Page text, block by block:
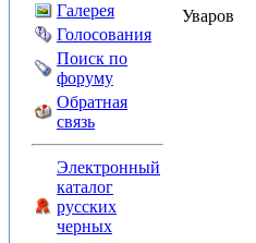
Галерея
Голосования
Поиск по
форуму
Обратная
связь
Электронный
каталог
русских
черных
Уваров